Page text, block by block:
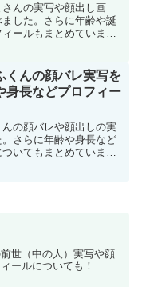
んの実写や顔出し画
した。さらに年齢や誕
ールもまとめていま
くんの顔バレ実写を
身長などプロフィー
の顔バレや顔出しの実
さらに年齢や身長など
いてもまとめていま
世（中の人）実写や顔
ールについても！